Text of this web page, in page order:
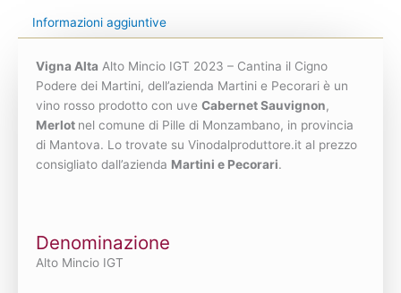
Informazioni aggiuntive
Vigna Alta Alto Mincio IGT 2023 – Cantina il Cigno
Podere dei Martini, dell’azienda Martini e Pecorari è un
vino rosso prodotto con uve Cabernet Sauvignon,
Merlot nel comune di Pille di Monzambano, in provincia
di Mantova. Lo trovate su Vinodalproduttore.it al prezzo
consigliato dall’azienda Martini e Pecorari.
Denominazione
Alto Mincio IGT